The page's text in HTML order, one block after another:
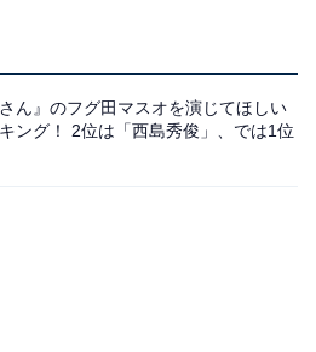
さん』のフグ田マスオを演じてほしい
ング！ 2位は「西島秀俊」、では1位